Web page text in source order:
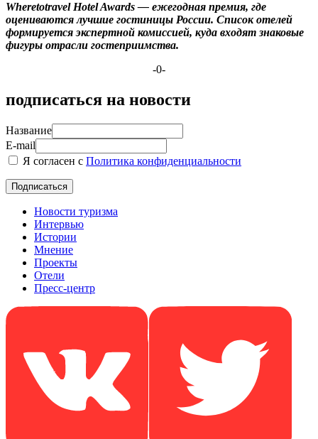
Wheretotravel Hotel Awards — ежегодная премия, где
оцениваются лучшие гостиницы России. Список отелей
формируется экспертной комиссией, куда входят знаковые
фигуры отрасли гостеприимства.
-0-
подписаться на новости
Название
E-mail
Я согласен с Политика конфиденциальности
Новости туризма
Интервью
Истории
Мнение
Проекты
Отели
Пресс-центр